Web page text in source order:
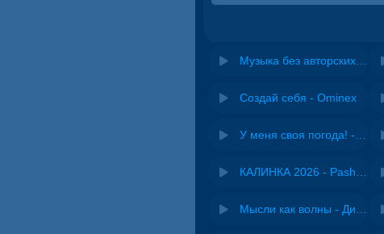
Создай себя - Ominex